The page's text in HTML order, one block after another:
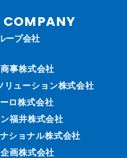
COMPANY
ープ会社
事株式会社
リューション株式会社
ロ株式会社
福井株式会社
ショナル株式会社
画株式会社